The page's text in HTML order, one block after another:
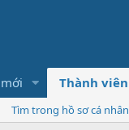
Thành viên
Tìm trong hồ sơ cá nhân